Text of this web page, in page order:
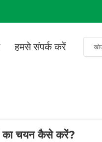
हमसे संपर्क करें
का चयन कैसे करें?